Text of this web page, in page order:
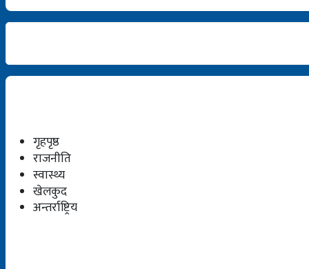
गृहपृष्ठ
राजनीति
स्वास्थ्य
खेलकुद
अन्तर्राष्ट्रिय